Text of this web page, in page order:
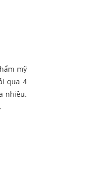
mỹ
qua 4
nhiều.